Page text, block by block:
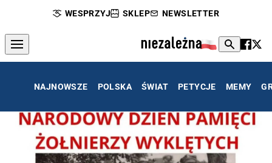
WESPRZYJ SKLEP NEWSLETTER
NAJNOWSZE POLSKA ŚWIAT PETYCJE MEMY